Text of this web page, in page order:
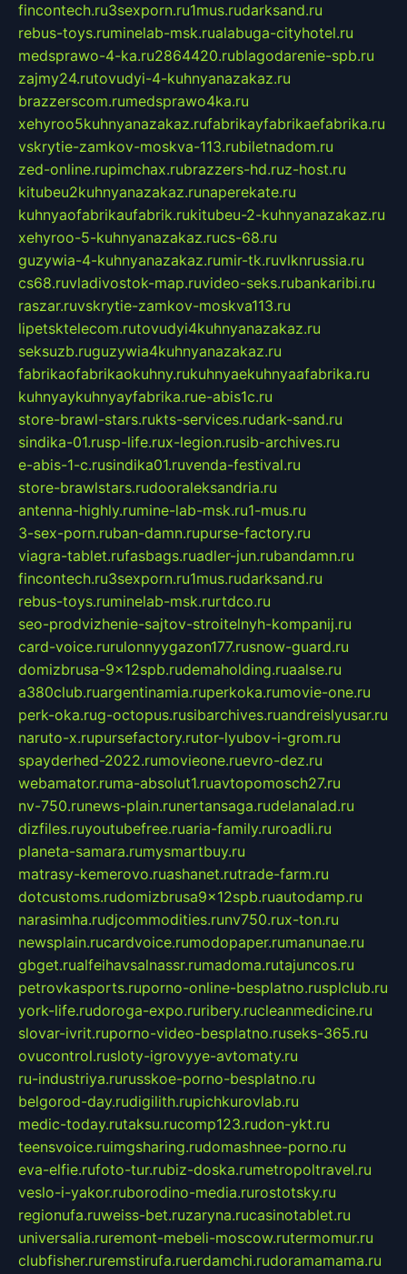
fincontech.ru3sexporn.ru1mus.rudarksand.ru
rebus-toys.ruminelab-msk.rualabuga-cityhotel.ru
medsprawo-4-ka.ru2864420.rublagodarenie-spb.ru
zajmy24.rutovudyi-4-kuhnyanazakaz.ru
brazzerscom.rumedsprawo4ka.ru
xehyroo5kuhnyanazakaz.rufabrikayfabrikaefabrika.ru
vskrytie-zamkov-moskva-113.rubiletnadom.ru
zed-online.rupimchax.rubrazzers-hd.ruz-host.ru
kitubeu2kuhnyanazakaz.runaperekate.ru
kuhnyaofabrikaufabrik.rukitubeu-2-kuhnyanazakaz.ru
xehyroo-5-kuhnyanazakaz.rucs-68.ru
guzywia-4-kuhnyanazakaz.rumir-tk.ruvlknrussia.ru
cs68.ruvladivostok-map.ruvideo-seks.rubankaribi.ru
raszar.ruvskrytie-zamkov-moskva113.ru
lipetsktelecom.rutovudyi4kuhnyanazakaz.ru
seksuzb.ruguzywia4kuhnyanazakaz.ru
fabrikaofabrikaokuhny.rukuhnyaekuhnyaafabrika.ru
kuhnyaykuhnyayfabrika.rue-abis1c.ru
store-brawl-stars.rukts-services.rudark-sand.ru
sindika-01.rusp-life.rux-legion.rusib-archives.ru
e-abis-1-c.rusindika01.ruvenda-festival.ru
store-brawlstars.rudooraleksandria.ru
antenna-highly.rumine-lab-msk.ru1-mus.ru
3-sex-porn.ruban-damn.rupurse-factory.ru
viagra-tablet.rufasbags.ruadler-jun.rubandamn.ru
fincontech.ru3sexporn.ru1mus.rudarksand.ru
rebus-toys.ruminelab-msk.rurtdco.ru
seo-prodvizhenie-sajtov-stroitelnyh-kompanij.ru
card-voice.rurulonnyygazon177.rusnow-guard.ru
domizbrusa-9x12spb.rudemaholding.ruaalse.ru
a380club.ruargentinamia.ruperkoka.rumovie-one.ru
perk-oka.rug-octopus.rusibarchives.ruandreislyusar.ru
naruto-x.rupursefactory.rutor-lyubov-i-grom.ru
spayderhed-2022.rumovieone.ruevro-dez.ru
webamator.ruma-absolut1.ruavtopomosch27.ru
nv-750.runews-plain.runertansaga.rudelanalad.ru
dizfiles.ruyoutubefree.ruaria-family.ruroadli.ru
planeta-samara.rumysmartbuy.ru
matrasy-kemerovo.ruashanet.rutrade-farm.ru
dotcustoms.rudomizbrusa9x12spb.ruautodamp.ru
narasimha.rudjcommodities.runv750.rux-ton.ru
newsplain.rucardvoice.rumodopaper.rumanunae.ru
gbget.rualfeihavsalnassr.rumadoma.rutajuncos.ru
petrovkasports.ruporno-online-besplatno.rusplclub.ru
york-life.rudoroga-expo.ruribery.rucleanmedicine.ru
slovar-ivrit.ruporno-video-besplatno.ruseks-365.ru
ovucontrol.rusloty-igrovyye-avtomaty.ru
ru-industriya.rurusskoe-porno-besplatno.ru
belgorod-day.rudigilith.rupichkurovlab.ru
medic-today.rutaksu.rucomp123.rudon-ykt.ru
teensvoice.ruimgsharing.rudomashnee-porno.ru
eva-elfie.rufoto-tur.rubiz-doska.rumetropoltravel.ru
veslo-i-yakor.ruborodino-media.rurostotsky.ru
regionufa.ruweiss-bet.ruzaryna.rucasinotablet.ru
universalia.ruremont-mebeli-moscow.rutermomur.ru
clubfisher.ruremstirufa.ruerdamchi.rudoramamama.ru